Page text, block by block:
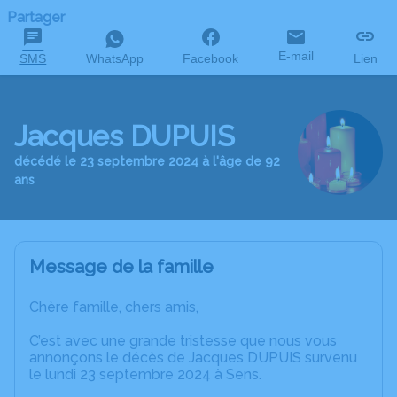
Partager
SMS WhatsApp Facebook E-mail Lien
Jacques DUPUIS
décédé le 23 septembre 2024 à l'âge de 92
ans
Message de la famille
Chère famille, chers amis,
C’est avec une grande tristesse que nous vous
annonçons le décès de Jacques DUPUIS survenu
le lundi 23 septembre 2024 à Sens.